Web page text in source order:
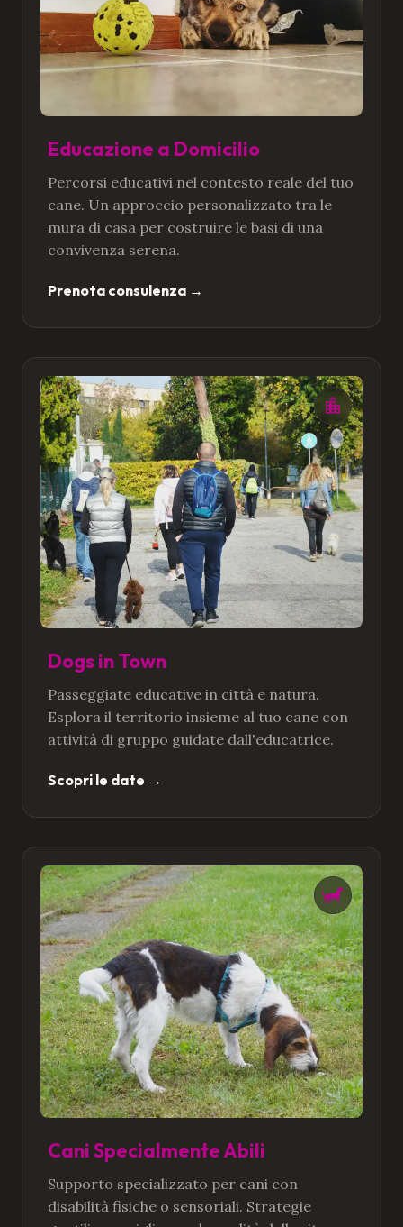
Educazione a Domicilio
Percorsi educativi nel contesto reale del tuo
cane. Un approccio personalizzato tra le
mura di casa per costruire le basi di una
convivenza serena.
Prenota consulenza →
Dogs in Town
Passeggiate educative in città e natura.
Esplora il territorio insieme al tuo cane con
attività di gruppo guidate dall'educatrice.
Scopri le date →
Cani Specialmente Abili
Supporto specializzato per cani con
disabilità fisiche o sensoriali. Strategie